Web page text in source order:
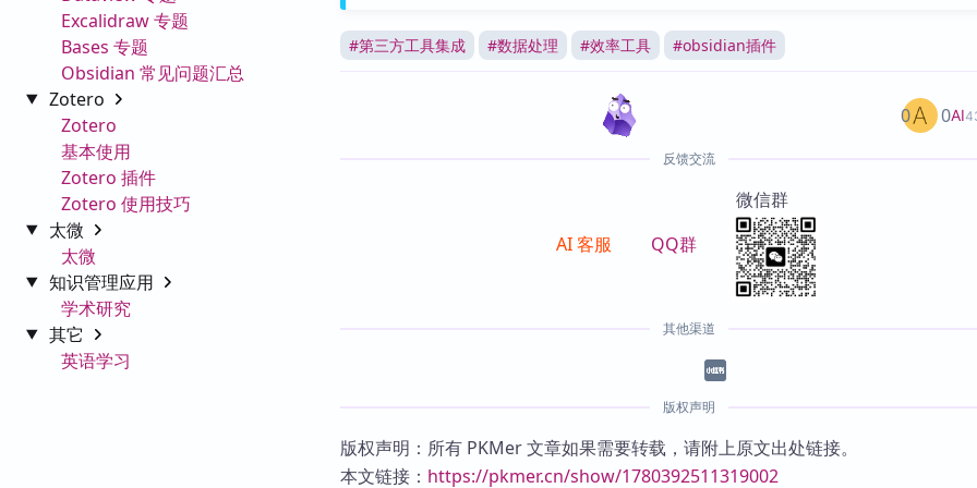
Excalidraw 专题
Bases 专题
Obsidian 常见问题汇总
Zotero
Zotero
基本使用
Zotero 插件
Zotero 使用技巧
太微
太微
知识管理应用
学术研究
其它
英语学习
#第三方工具集成 #数据处理 #效率工具 #obsidian插件
AI
0 0
反馈交流
AI 客服 QQ群
微信群
其他渠道
版权声明
版权声明：所有 PKMer 文章如果需要转载，请附上原文出处链接。
本文链接： https://pkmer.cn/show/1780392511319002